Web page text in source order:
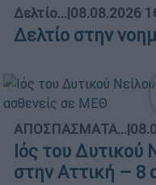
Δελτίο...|08.08.2026
Δελτίο στην
ΑΠΟΣΠΑΣΜΑΤΑ...|
Ιός του Δυτικού
στην Αττική – 8